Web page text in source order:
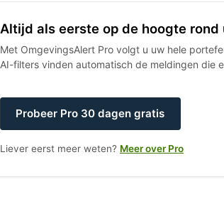
Altijd als eerste op de hoogte rond
Met OmgevingsAlert Pro volgt u uw hele
AI-filters vinden automatisch de meldingen die
Probeer Pro 30 dagen gratis
Liever eerst meer weten? Meer over Pro